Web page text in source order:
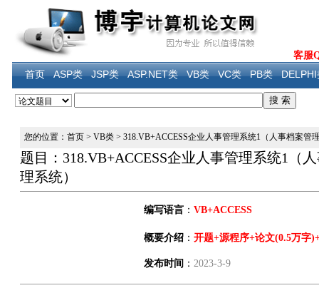
客服
首页 ASP类 JSP类 ASP.NET类 VB类 VC类 PB类 DELPHI
您的位置：首页> VB类> 318.VB+ACCESS企业人事管理系统1（人事档案管
题目：318.VB+ACCESS企业人事管理系统1（
理系统）
编写语言： VB+ACCESS
概要介绍： 开题+源程序+论文(0.5万字
发布时间 ： 2023-3-9